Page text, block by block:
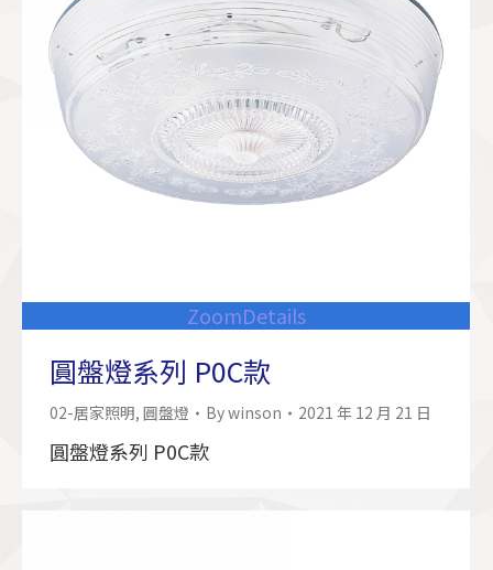
ZoomDetails
圓盤燈系列 P0C款
02-居家照明, 圓盤燈 Bywinson 2021 年 12 月 21 日
圓盤燈系列 P0C款